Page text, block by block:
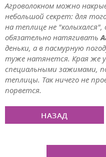
Агроволокном можно
небольшой секрет: для
на теплице не
обязательно натягивать
деньки, а в пасмурную
туже натянется. Края же
специальными зажимами,
теплицы. Так ничего не
порвется.
НАЗАД